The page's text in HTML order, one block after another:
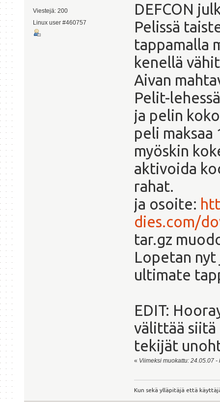
Viestejä: 200
Linux user #460757
DEFCON
Pelissä
tappamalla
kenellä
Aivan
Pelit-
ja pelin
peli maksaa
myöskin
aktivoida
rahat.
ja osoite:
dies.com/
tar.gz
Lopetan nyt
ultimate
EDIT:
välittää siitä
tekijät
« Viimeksi muokattu: 24.05.07
Kun sekä ylläpitäjä että